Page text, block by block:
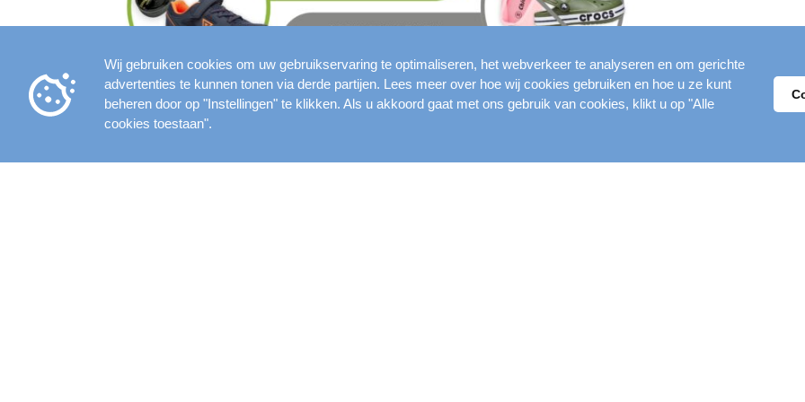
ZWEMEISEN VOOR HET AFZWEMMEN
Openingstijden
Wij gebruiken cookies om uw gebruikservaring te optimaliseren, het webverkeer te analyseren en om gerichte
advertenties te kunnen tonen via derde partijen. Lees meer over hoe wij cookies gebruiken en hoe u ze kunt
beheren door op "Instellingen" te klikken. Als u akkoord gaat met ons gebruik van cookies, klikt u op "Alle
cookies toestaan".